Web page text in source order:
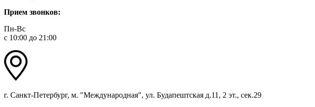
Прием звонков:
Пн-Вс
с 10:00 до 21:00
г. Санкт-Петербург, м. "Международная", ул. Будапештская д.11, 2 эт., сек.29